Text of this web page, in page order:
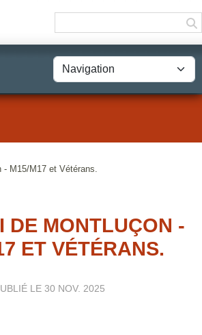
- M15/M17 et Vétérans.
DE MONTLUÇON -
ET VÉTÉRANS.
LE 30 NOV. 2025
cookies